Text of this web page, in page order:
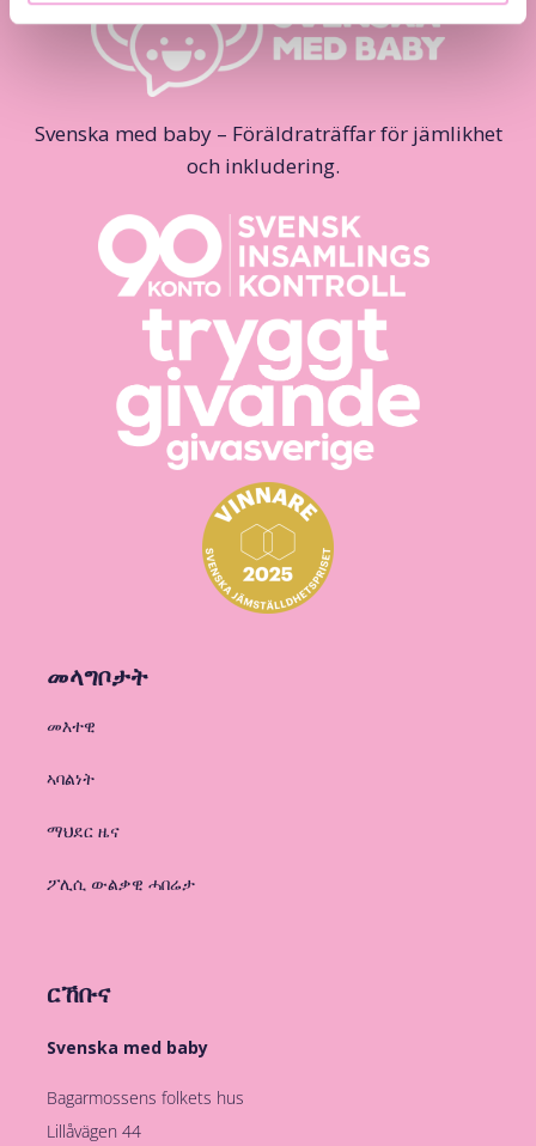
Svenska med baby – Föräldraträffar för jämlikhet
och inkludering.
መላግቦታት
መእተዊ
ኣባልነት
ማህደር ዜና
ፖሊሲ ውልቃዊ ሓበሬታ
ርኸቡና
Svenska med baby
Bagarmossens folkets hus
Lillåvägen 44